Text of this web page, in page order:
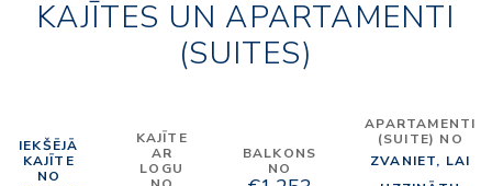
KAJĪTES UN APARTAMENTI
(SUITES)
IEKŠĒJĀ
KAJĪTE
NO
KAJĪTE
AR
LOGU
BALKONS
NO
APARTAMENTI
(SUITE) NO
ZVANIET, LAI